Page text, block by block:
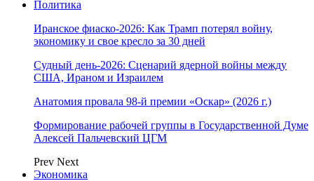
Политика
Иранское фиаско-2026: Как Трамп потерял войну,
экономику и свое кресло за 30 дней
Судный день-2026: Сценарий ядерной войны между
США, Ираном и Израилем
Анатомия провала 98-й премии «Оскар» (2026 г.)
Формирование рабочей группы в Государственной Думе
Алексей Пальчевский ЦГМ
Prev Next
Экономика